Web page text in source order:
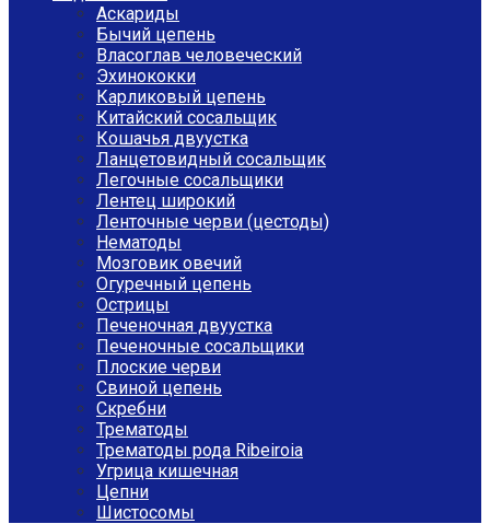
Аскариды
Бычий цепень
Власоглав человеческий
Эхинококки
Карликовый цепень
Китайский сосальщик
Кошачья двуустка
Ланцетовидный сосальщик
Легочные сосальщики
Лентец широкий
Ленточные черви (цестоды)
Нематоды
Мозговик овечий
Огуречный цепень
Острицы
Печеночная двуустка
Печеночные сосальщики
Плоские черви
Свиной цепень
Скребни
Трематоды
Трематоды рода Ribeiroia
Угрица кишечная
Цепни
Шистосомы